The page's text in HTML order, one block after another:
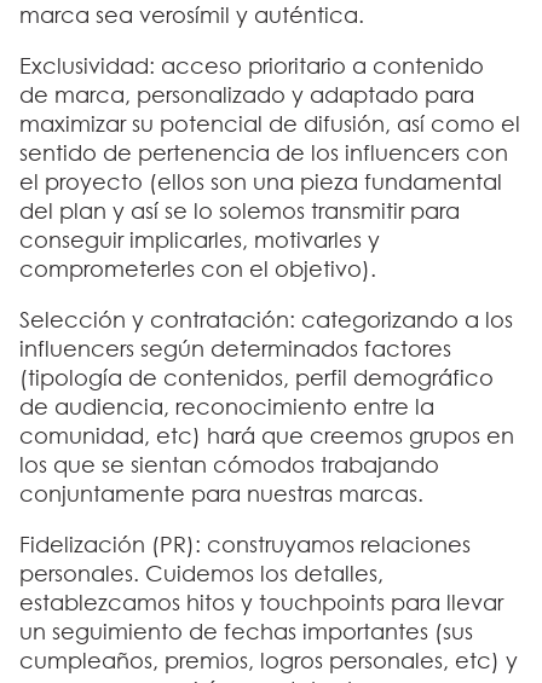
marca sea verosímil y auténtica.
Exclusividad: acceso prioritario a contenido
de marca, personalizado y adaptado para
maximizar su potencial de difusión, así como el
sentido de pertenencia de los influencers con
el proyecto (ellos son una pieza fundamental
del plan y así se lo solemos transmitir para
conseguir implicarles, motivarles y
comprometerles con el objetivo).
Selección y contratación: categorizando a los
influencers según determinados factores
(tipología de contenidos, perfil demográfico
de audiencia, reconocimiento entre la
comunidad, etc) hará que creemos grupos en
los que se sientan cómodos trabajando
conjuntamente para nuestras marcas.
Fidelización (PR): construyamos relaciones
personales. Cuidemos los detalles,
establezcamos hitos y touchpoints para llevar
un seguimiento de fechas importantes (sus
cumpleaños, premios, logros personales, etc) y